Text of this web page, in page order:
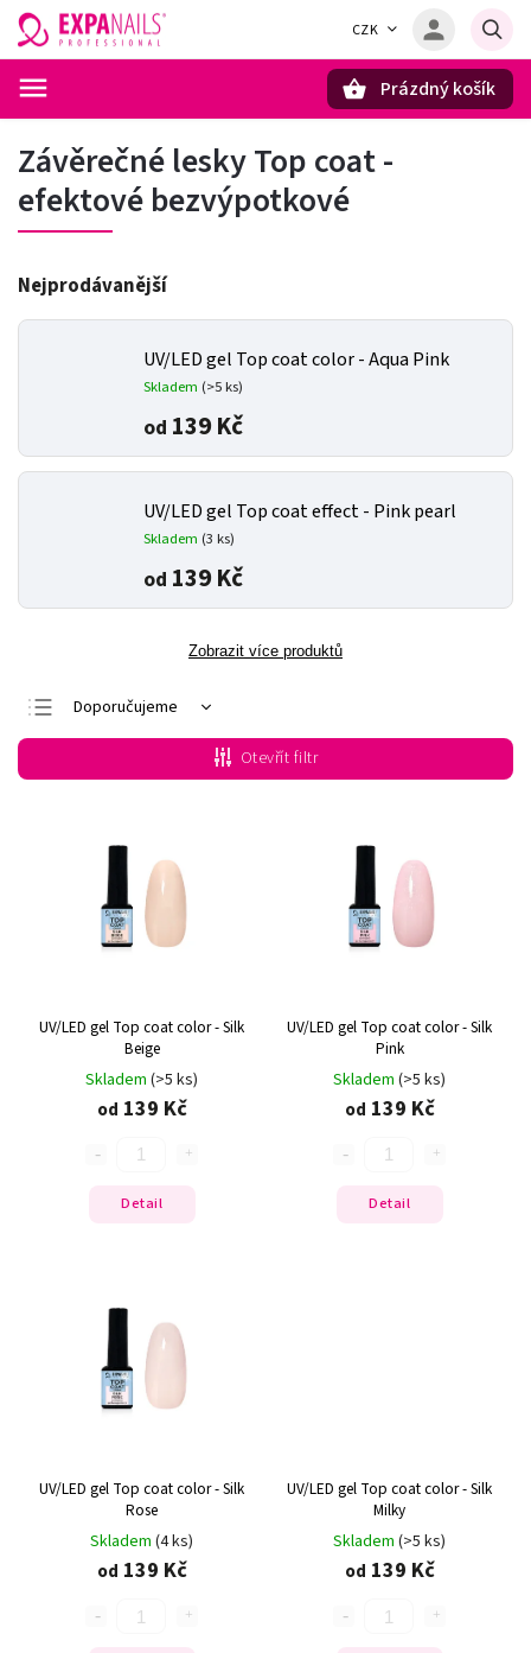
CZK
Prázdný košík
Závěrečné lesky Top coat -
efektové bezvýpotkové
Nejprodávanější
UV/LED gel Top coat color - Aqua Pink
Skladem (>5 ks)
od 139 Kč
UV/LED gel Top coat effect - Pink pearl
Skladem (3 ks)
od 139 Kč
Zobrazit více produktů
Doporučujeme
Nejlevnější
Nejdražší
Otevřít filtr
UV/LED gel Top coat color - Silk
Beige
Skladem (>5 ks)
od 139 Kč
Detail
UV/LED gel Top coat color - Silk
Pink
Skladem (>5 ks)
od 139 Kč
Detail
UV/LED gel Top coat color - Silk
Rose
Skladem (4 ks)
od 139 Kč
UV/LED gel Top coat color - Silk
Milky
Skladem (>5 ks)
od 139 Kč